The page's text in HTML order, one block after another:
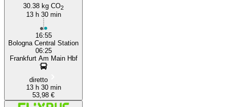
30.38 kg CO2
13 h 30 min
16:55
Bologna Central Station
06:25
Frankfurt Am Main Hbf
diretto
13 h 30 min
53,98 €